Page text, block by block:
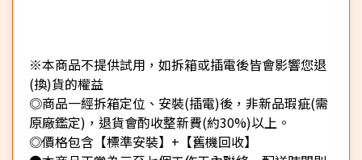
※本商品不提供試用，如拆箱或插電後皆會影響您退
(換)貨的權益
◎商品一經拆箱定位、安裝(插電)後，非新品瑕疵(需
原廠鑑定)，退貨會酌收整新費(約30%)以上。
◎價格包含【標準安裝】+【舊機回收】